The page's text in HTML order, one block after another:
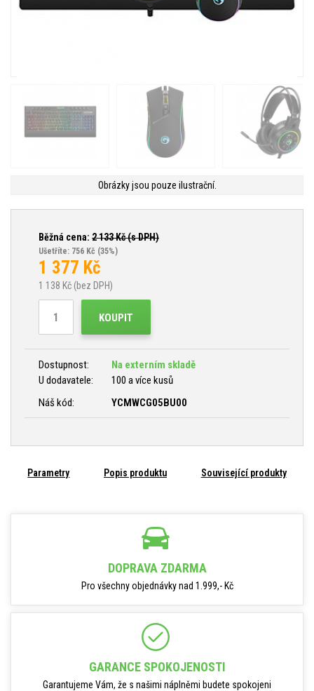
Obrázky jsou pouze ilustrační.
Běžná cena: 2 133Kč (s DPH)
Ušetříte: 756 Kč (35%)
1 377 Kč
1 138 Kč (bez DPH)
KOUPIT
Dostupnost:
Na externím skladě
U dodavatele:
100 a více kusů
Náš kód:
YCMWCG05BU00
Parametry Popis produktu Související produkty
DOPRAVA ZDARMA
Pro všechny objednávky nad 1.999,- Kč
GARANCE SPOKOJENOSTI
Garantujeme Vám, že s našimi náplněmi budete spokojeni